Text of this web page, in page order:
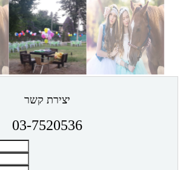
יצירת קשר
03-7520536